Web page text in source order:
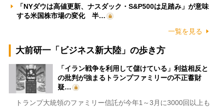
「NYダウは高値更新、ナスダック・S&P500は足踏み」が意味
する米国株市場の変化 半…
一覧を見る
大前研一「ビジネス新大陸」の歩き方
「イラン戦争を利用して儲けている」利益相反と
の批判が強まるトランプファミリーの不正蓄財
疑…
トランプ大統領のファミリー信託が今年1～3月に3000回以上も